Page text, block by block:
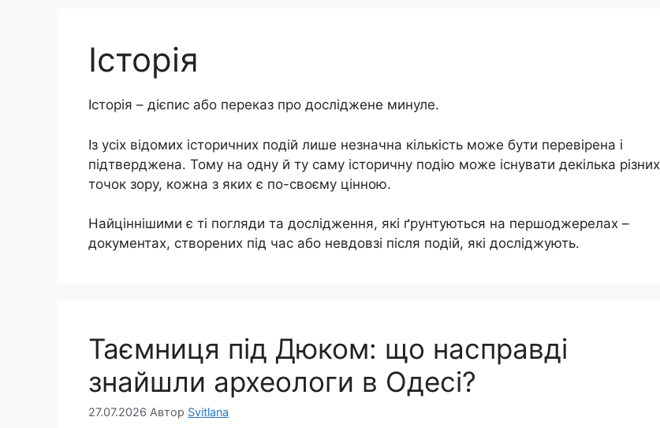
Історія
Історія – дієпис або переказ про досліджене минуле.
Із усіх відомих історичних подій лише незначна кількість може бути перевірена і
підтверджена. Тому на одну й ту саму історичну подію може існувати декілька різних
точок зору, кожна з яких є по-своєму цінною.
Найціннішими є ті погляди та дослідження, які ґрунтуються на першоджерелах –
документах, створених під час або невдовзі після подій, які досліджують.
Таємниця під Дюком: що насправді
знайшли археологи в Одесі?
27.07.2026 Автор Svitlana